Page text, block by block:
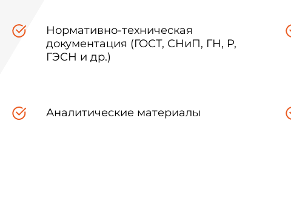
Нормативно-техническая
документация (ГОСТ, СНиП, ГН, Р,
ГЭСН и др.)
Аналитические материалы